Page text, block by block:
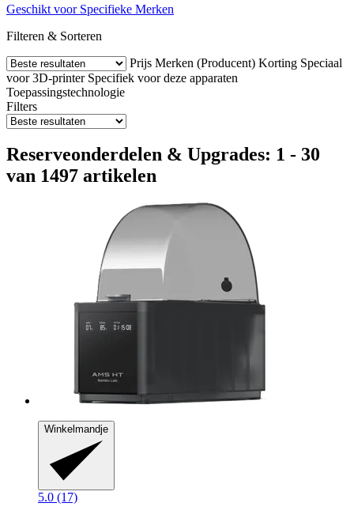
Geschikt voor Specifieke Merken
Filteren & Sorteren
Prijs Merken (Producent) Korting Speciaal
voor 3D-printer Specifiek voor deze apparaten
Toepassingstechnologie
Filters
Reserveonderdelen & Upgrades: 1 - 30
van 1497 artikelen
Winkelmandje
5.0 (17)